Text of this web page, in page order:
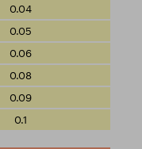
0.04
0.05
0.06
0.08
0.09
0.1